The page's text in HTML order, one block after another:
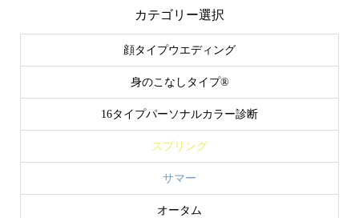
カテゴリー選択
顔タイプウエディング
身のこなしタイプ®
16タイプパーソナルカラー診断
スプリング
サマー
オータム